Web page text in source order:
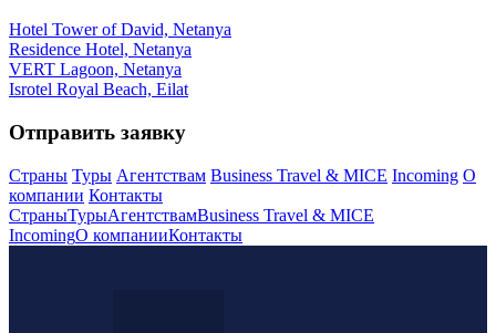
Hotel Tower of David, Netanya
Residence Hotel, Netanya
VERT Lagoon, Netanya
Isrotel Royal Beach, Eilat
Отправить заявку
Страны Туры Агентствам Business Travel & MICE Incoming О
компании Контакты
СтраныТурыАгентствамBusiness Travel & MICE
IncomingО компанииКонтакты